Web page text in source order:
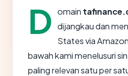
D omain
dijangkau dan
States via
bawah kami menelusuri
paling relevan satu per